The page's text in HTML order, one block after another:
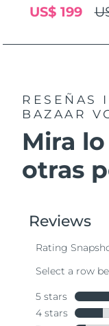
US$ 199
RESEÑAS
BAZAAR
Mira
otras